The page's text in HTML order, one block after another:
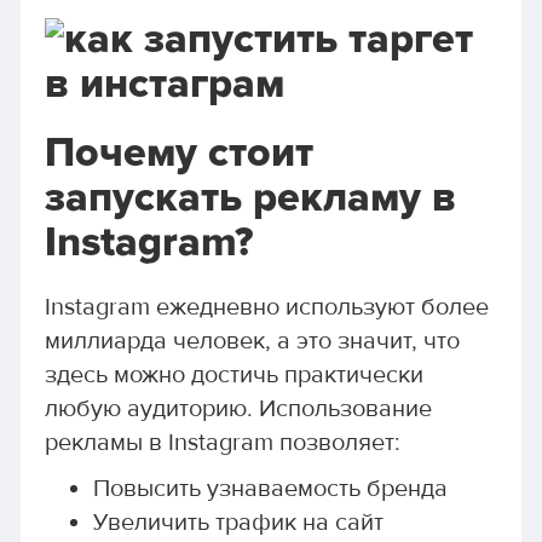
Почему стоит
запускать рекламу в
Instagram?
Instagram ежедневно используют более
миллиарда человек, а это значит, что
здесь можно достичь практически
любую аудиторию. Использование
рекламы в Instagram позволяет:
Повысить узнаваемость бренда
Увеличить трафик на сайт